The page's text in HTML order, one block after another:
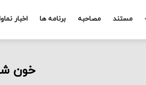
مستند مصاحبه برنامه ها اخبار
خون